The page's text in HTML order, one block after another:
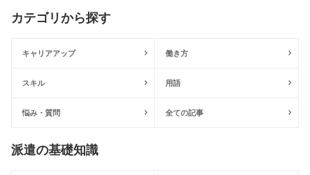
カテゴリから探す
キャリアアップ 働き方
スキル 用語
悩み・質問 全ての記事
派遣の基礎知識